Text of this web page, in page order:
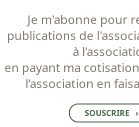
Je m'abonne pour
publications de
à
en payant ma
l’association en
SOUSCRIRE ›